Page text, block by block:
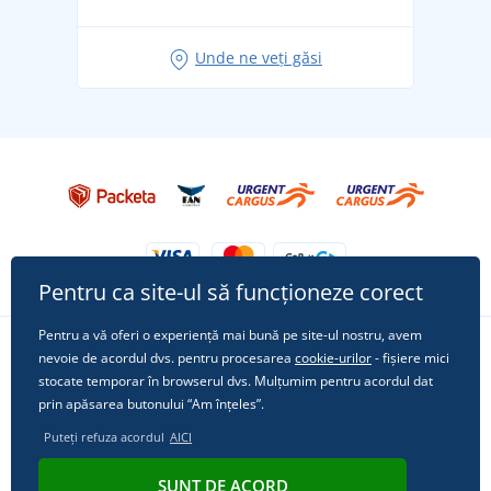
pentru vacanță fără griji
Tricoul preferat City în rol principal: ținute pentru
Unde ne veți găsi
Urmărește-ne pe rețelele sociale
© 2011 - 2026, Dual Trade s.r.o. | Din punct de vedere tehnic oferă
Pentru ca site-ul să funcționeze corect
Pentru a vă oferi o experiență mai bună pe site-ul nostru, avem
nevoie de acordul dvs. pentru procesarea cookie-urilor- fișiere mici
stocate temporar în browserul dvs. Mulțumim pentru acordul dat
prin apăsarea butonului “Am înțeles”.
Puteți refuza acordul AICI
SUNT DE ACORD